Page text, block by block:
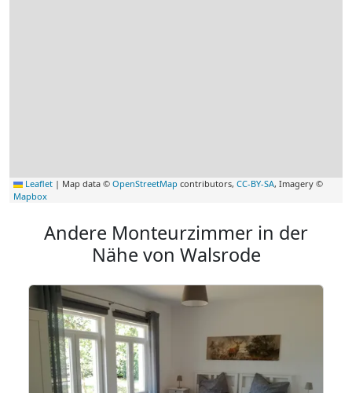
Leaflet | Map data © OpenStreetMap contributors, CC-BY-SA, Imagery ©
Mapbox
Andere Monteurzimmer in der
Nähe von Walsrode